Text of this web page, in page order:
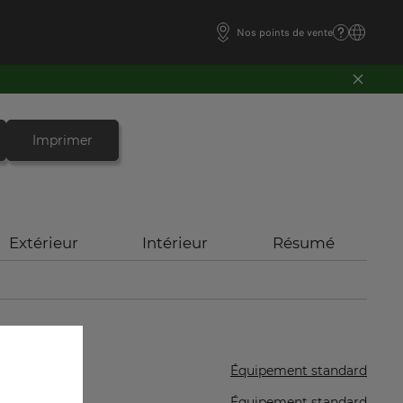
Nos points de vente
Imprimer
Extérieur Intérieur Résumé
Équipement standard